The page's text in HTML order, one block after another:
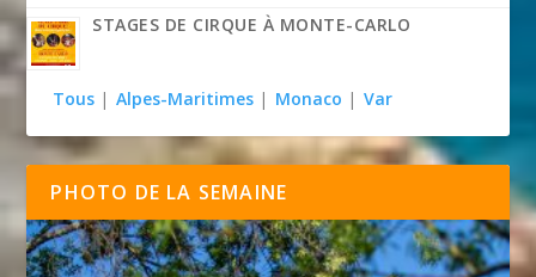
STAGES DE CIRQUE À MONTE-CARLO
Tous | Alpes-Maritimes | Monaco | Var
PHOTO DE LA SEMAINE